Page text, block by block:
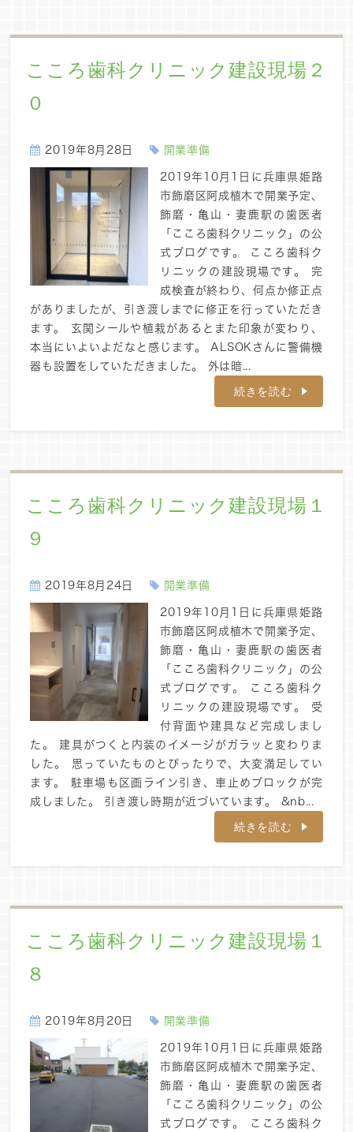
こころ歯科クリニック建設現場２
０
2019年8月28日 開業準備
2019年10月1日に兵庫県姫路
市飾磨区阿成植木で開業予定、
飾磨・亀山・妻鹿駅の歯医者
「こころ歯科クリニック」の公
式ブログです。 こころ歯科ク
リニックの建設現場です。 完
成検査が終わり、何点か修正点
がありましたが、引き渡しまでに修正を行っていただき
ます。 玄関シールや植栽があるとまた印象が変わり、
本当にいよいよだなと感じます。 ALSOKさんに警備機
器も設置をしていただきました。 外は暗...
続きを読む
こころ歯科クリニック建設現場１
９
2019年8月24日 開業準備
2019年10月1日に兵庫県姫路
市飾磨区阿成植木で開業予定、
飾磨・亀山・妻鹿駅の歯医者
「こころ歯科クリニック」の公
式ブログです。 こころ歯科ク
リニックの建設現場です。 受
付背面や建具など完成しまし
た。 建具がつくと内装のイメージがガラッと変わりま
した。 思っていたものとぴったりで、大変満足してい
ます。 駐車場も区画ライン引き、車止めブロックが完
成しました。 引き渡し時期が近づいています。 &nb...
続きを読む
こころ歯科クリニック建設現場１
８
2019年8月20日 開業準備
2019年10月1日に兵庫県姫路
市飾磨区阿成植木で開業予定、
飾磨・亀山・妻鹿駅の歯医者
「こころ歯科クリニック」の公
式ブログです。 こころ歯科ク